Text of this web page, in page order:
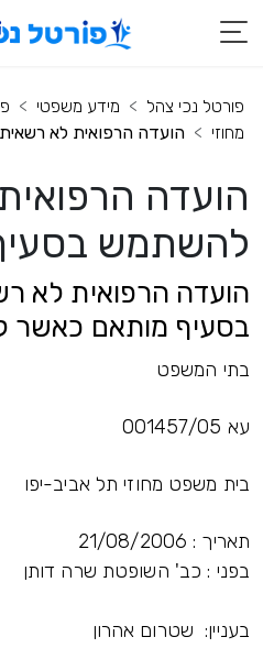
פורטל נכי צהל מידע משפטי
מחוזי
הועדה הרפואית לא
הועדה
להשתמש
הועדה הרפואית לא
בסעיף מותאם כאשר
בתי המשפט
עא 001457/05
בית משפט מחוזי תל אביב-יפו
תאריך : 21/08/2006
בפני : כב' השופטת שרה דותן
בעניין: שטרום אהרון